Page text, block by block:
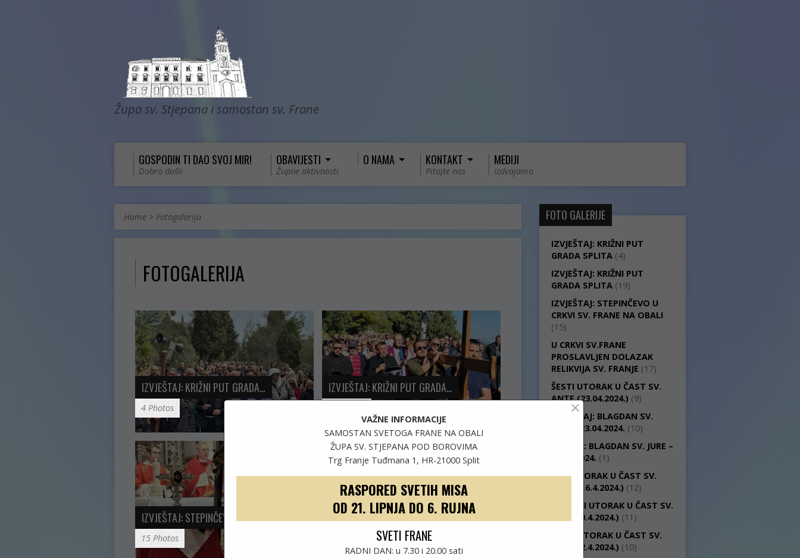
×
VAŽNE INFORMACIJE
SAMOSTAN SVETOGA FRANE NA OBALI
ŽUPA SV. STJEPANA POD BOROVIMA
Trg Franje Tuđmana 1, HR-21000 Split
RASPORED SVETIH MISA
OD 21. LIPNJA DO 6. RUJNA
SVETI FRANE
RADNI DAN: u 7.30 i 20.00 sati
Župa sv. Stjepana i samostan sv. Frane
GOSPODIN TI DAO SVOJ MIR!
Dobro došli
OBAVIJESTI
Župne aktivnosti
O NAMA KONTAKT
Pitajte nas
MEDIJI
Izdvajamo
Home > Fotogalerija
FOTOGALERIJA
IZVJEŠTAJ: KRIŽNI PUT GRADA…
4 Photos
IZVJEŠTAJ: KRIŽNI PUT GRADA…
IZVJEŠTAJ: STEPINČEVO U CRKVI…
15 Photos
U CRKVI SV.FRANE PROSLAVLJEN…
FOTO GALERIJE
IZVJEŠTAJ: KRIŽNI PUT
GRADA SPLITA (4)
IZVJEŠTAJ: KRIŽNI PUT
GRADA SPLITA (19)
IZVJEŠTAJ: STEPINČEVO U
CRKVI SV. FRANE NA OBALI
(15)
U CRKVI SV.FRANE
PROSLAVLJEN DOLAZAK
RELIKVIJA SV. FRANJE (17)
ŠESTI UTORAK U ČAST SV.
ANTE (23.04.2024.) (9)
IZVJEŠTAJ: BLAGDAN SV.
JURE – 23.04.2024. (10)
NAJAVA: BLAGDAN SV. JURE –
23.04.2024. (1)
PETI UTORAK U ČAST SV.
ANTE (16.4.2024.) (12)
ČETVRTI UTORAK U ČAST SV.
ANTE (9.4.2024.) (11)
TREĆI UTORAK U ČAST SV.
ANTE (2.4.2024.) (10)